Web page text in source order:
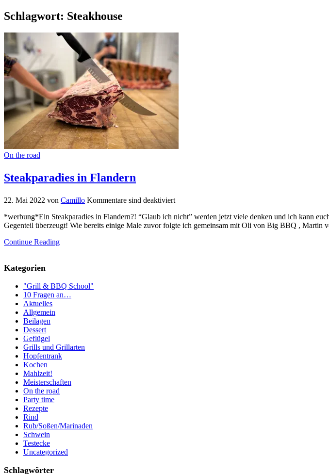
Schlagwort: Steakhouse
On the road
Steakparadies in Flandern
22. Mai 2022 von Camillo Kommentare sind deaktiviert
*werbung*Ein Steakparadies in Flandern?! “Glaub ich nicht” werden jetzt viele denken und ich kann
Gegenteil überzeugt! Wie bereits einige Male zuvor folgte ich gemeinsam mit Oli von Big BBQ ,
Continue Reading
Kategorien
"Grill & BBQ School"
10 Fragen an…
Aktuelles
Allgemein
Beilagen
Dessert
Geflügel
Grills und Grillarten
Hopfentrank
Kochen
Mahlzeit!
Meisterschaften
On the road
Party time
Rezepte
Rind
Rub/Soßen/Marinaden
Schwein
Testecke
Uncategorized
Schlagwörter